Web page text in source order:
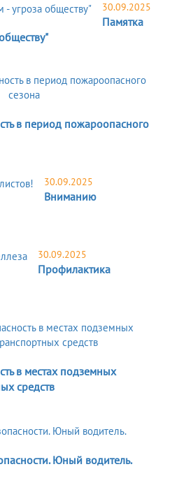
30.09.2025
Памятка
в период пожароопасного
30.09.2025
Вниманию
30.09.2025
Профилактика
в местах подземных
средств
Юный водитель.